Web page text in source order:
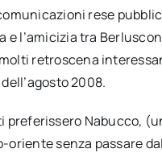
rese
l’amicizia tra
retroscena
2008.
Nabucco,
oriente senza passare